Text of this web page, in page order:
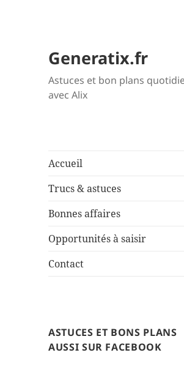
Generatix.fr
Astuces et bon plans
avec Alix
Accueil
Trucs & astuces
Bonnes affaires
Opportunités à saisir
Contact
ASTUCES ET BONS PLANS
AUSSI SUR FACEBOOK